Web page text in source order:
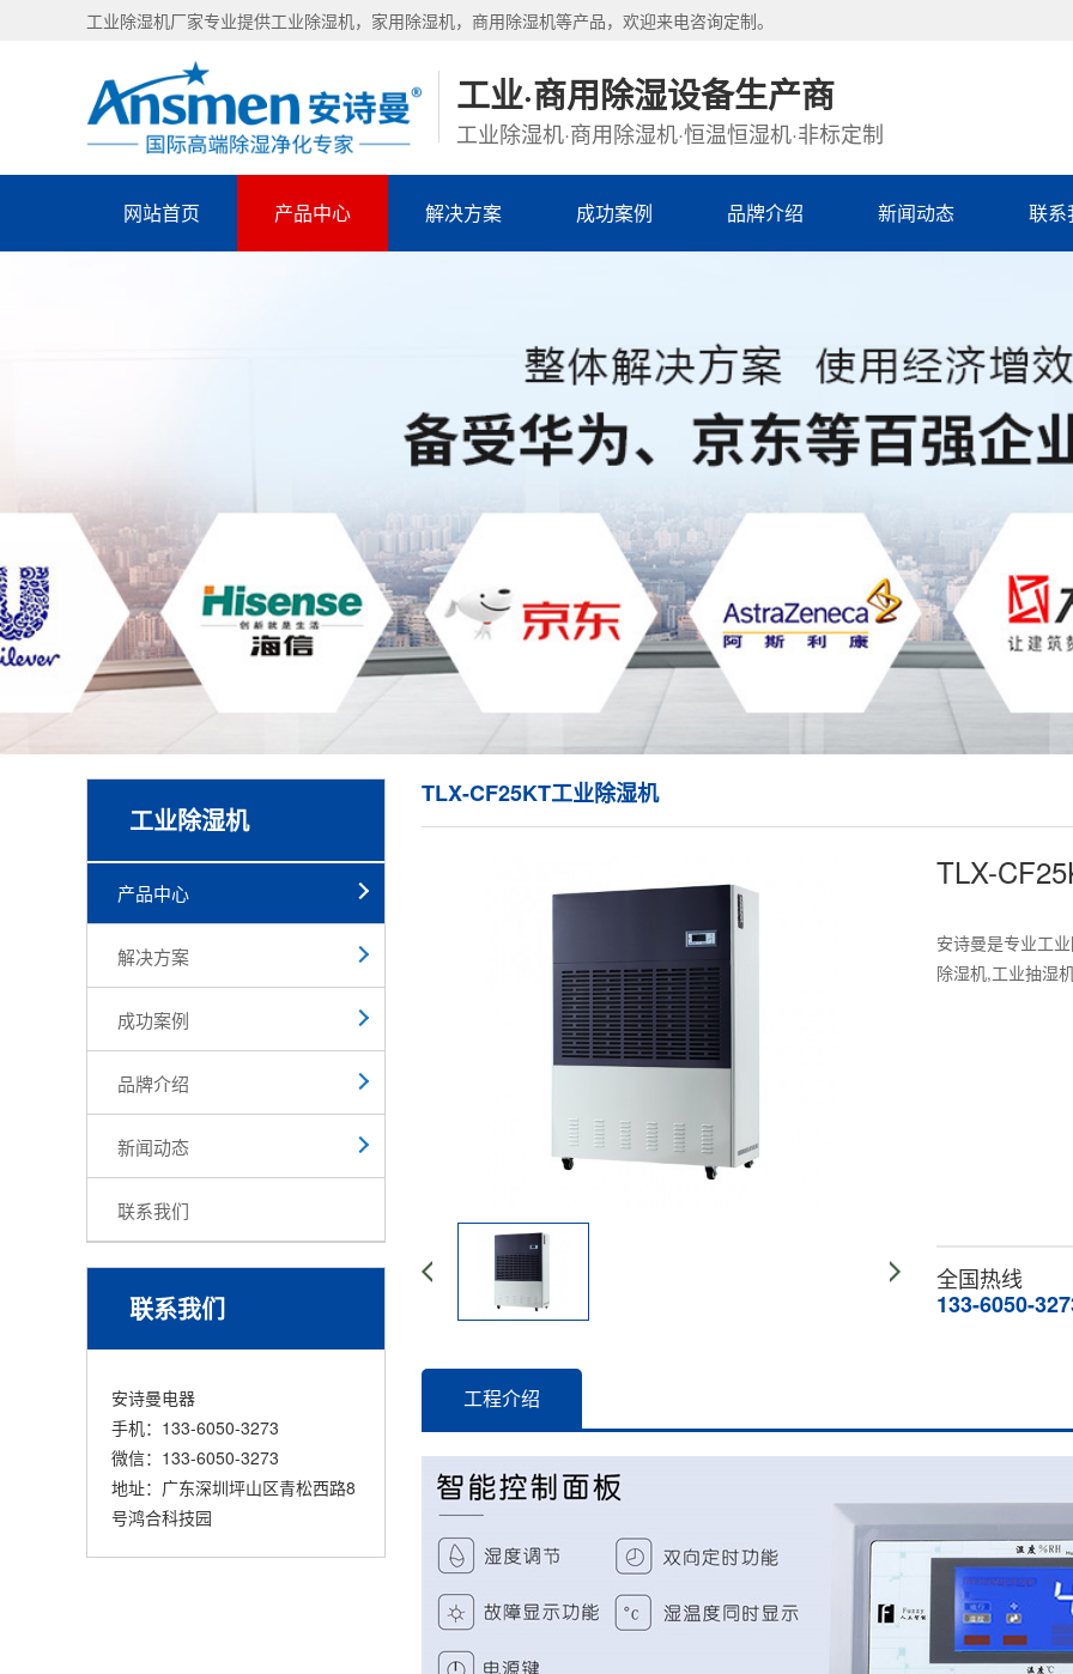
工业除湿机厂家专业提供工业除湿机，家用除湿机，商用除湿机等产品，欢迎来电咨询定制。
工业·商用除湿设备生产商
工业除湿机·商用除湿机·恒温恒湿机·非标定制
网站首页 产品中心 解决方案 成功案例 品牌介绍 新闻动态 联系
工业除湿机
产品中心
解决方案
成功案例
品牌介绍
新闻动态
联系我们
联系我们
安诗曼电器
手机：133-6050-3273
微信：133-6050-3273
地址：广东深圳坪山区青松西路8
号鸿合科技园
TLX-CF25KT工业除湿机
TLX-
安诗曼是专业工
除湿机,工业抽湿
全国热线
133-6050-
工程介绍